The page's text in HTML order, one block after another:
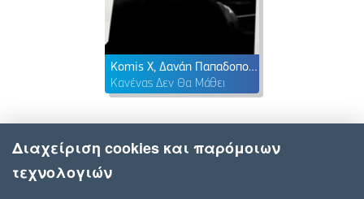
Komis X, Δανάη Παπαδοπούλου
Κανένας Δεν Θα Μάθει
Διαχείριση cookies και παρόμοιων
τεχνολογιών